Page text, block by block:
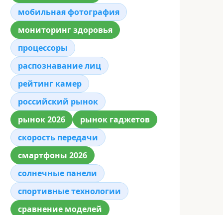
мобильная фотография
мониторинг здоровья
процессоры
распознавание лиц
рейтинг камер
российский рынок
рынок 2026
рынок гаджетов
скорость передачи
смартфоны 2026
солнечные панели
спортивные технологии
сравнение моделей